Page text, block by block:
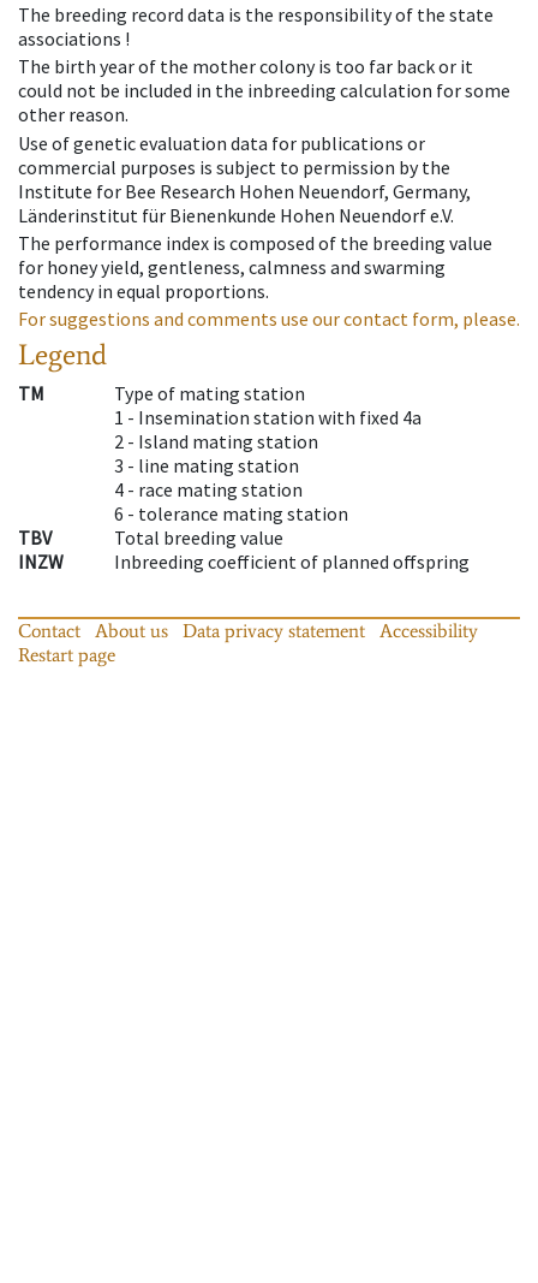
The breeding record data is the responsibility of the state
associations !
The birth year of the mother colony is too far back or it
could not be included in the inbreeding calculation for some
other reason.
Use of genetic evaluation data for publications or
commercial purposes is subject to permission by the
Institute for Bee Research Hohen Neuendorf, Germany,
Länderinstitut für Bienenkunde Hohen Neuendorf e.V.
The performance index is composed of the breeding value
for honey yield, gentleness, calmness and swarming
tendency in equal proportions.
For suggestions and comments use our contact form, please.
Legend
TM
Type of mating station
1 - Insemination station with fixed 4a
2 - Island mating station
3 - line mating station
4 - race mating station
6 - tolerance mating station
TBV
Total breeding value
INZW
Inbreeding coefficient of planned offspring
Contact About us Data privacy statement
Accessibility
Restart page